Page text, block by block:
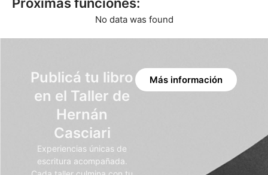
No data was found
Publicá tu libro
en el Taller de
Hernán
Casciari
Experiencias únicas de
escritura acompañada.
Más información